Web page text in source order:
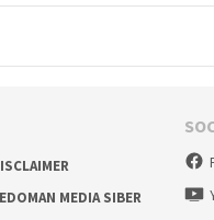
MEDIA SIBER